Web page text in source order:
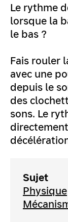
Le rythme
lorsque la
le bas ?
Fais rouler
avec une
depuis le
des
sons. Le
Sujet
Physique